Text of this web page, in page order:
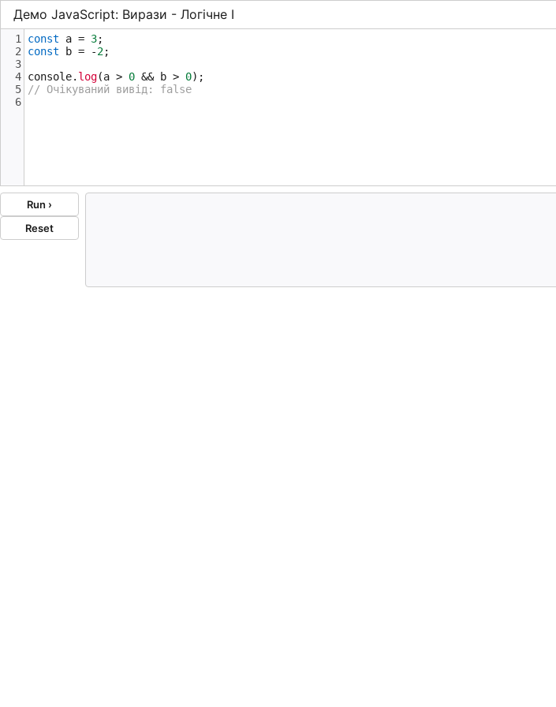
Демо JavaScript: Вирази - Логічне І
1 const a = 3;
2
const b = -2;
3
4 console. log(a > 0 && b > 0);
5
// Очікуваний вивід: false
6
Run ›
Reset